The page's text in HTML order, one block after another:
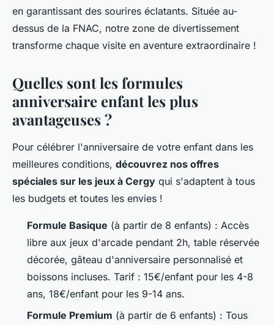
en garantissant des sourires éclatants. Située au-
dessus de la FNAC, notre zone de divertissement
transforme chaque visite en aventure extraordinaire !
Quelles sont les formules
anniversaire enfant les plus
avantageuses ?
Pour célébrer l'anniversaire de votre enfant dans les
meilleures conditions, découvrez nos offres
spéciales sur les jeux à Cergy qui s'adaptent à tous
les budgets et toutes les envies !
Formule Basique (à partir de 8 enfants) : Accès
libre aux jeux d'arcade pendant 2h, table réservée
décorée, gâteau d'anniversaire personnalisé et
boissons incluses. Tarif : 15€/enfant pour les 4-8
ans, 18€/enfant pour les 9-14 ans.
Formule Premium (à partir de 6 enfants) : Tous